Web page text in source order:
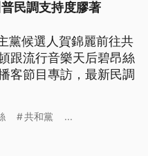
民調支持度膠著
黨候選人賀錦麗前往共
跟流行音樂天后碧昂絲
客節目專訪，最新民調
共和黨 ...